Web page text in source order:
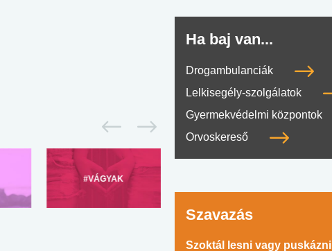
#VÁGYAK
Ha baj van...
Drogambulanciák
Lelkisegély-szolgálatok
Gyermekvédelmi központok
Orvoskereső
Szavazás
Szoktál lesni vagy puskázni